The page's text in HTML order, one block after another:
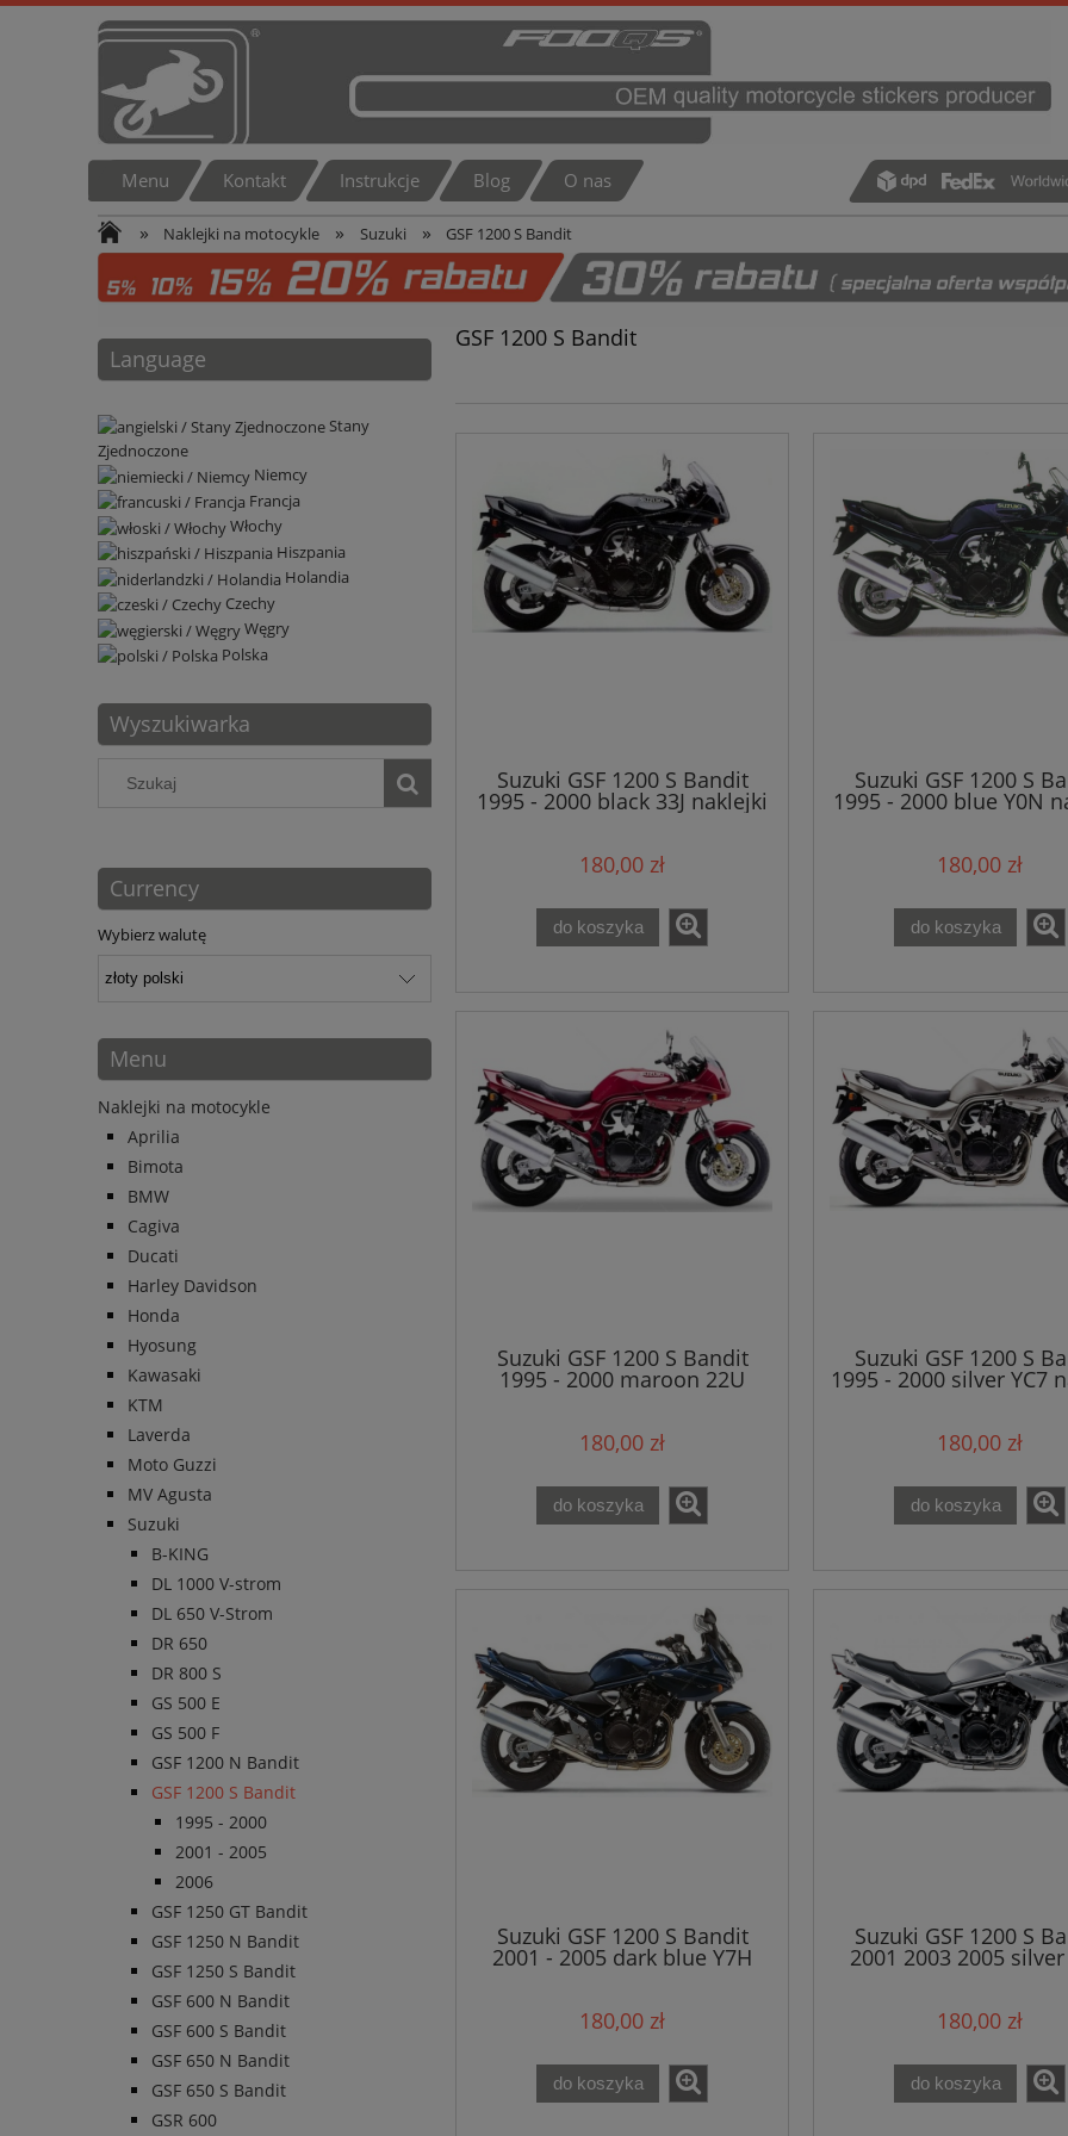
Menu Kontakt Instrukcje Blog O nas
» Naklejki na motocykle » Suzuki » GSF 1200 S Bandit
Language
Stany
Zjednoczone
Niemcy
Francja
Włochy
Hiszpania
Holandia
Czechy
Węgry
Polska
Wyszukiwarka
Currency
Wybierz walutę
Menu
Naklejki na motocykle
Aprilia
Bimota
BMW
Cagiva
Ducati
Harley Davidson
Honda
Hyosung
Kawasaki
KTM
Laverda
Moto Guzzi
MV Agusta
Suzuki
B-KING
DL 1000 V-strom
DL 650 V-Strom
DR 650
DR 800 S
GS 500 E
GS 500 F
GSF 1200 N Bandit
GSF 1200 S Bandit
1995 - 2000
2001 - 2005
2006
GSF 1250 GT Bandit
GSF 1250 N Bandit
GSF 1250 S Bandit
GSF 600 N Bandit
GSF 600 S Bandit
GSF 650 N Bandit
GSF 650 S Bandit
GSR 600
GSF 1200 S Bandit
Suzuki GSF 1200 S Bandit
1995 - 2000 black 33J naklejki
180,00 zł
do koszyka
Suzuki GSF 1200 S
1995 - 2000 blue Y0N
180,00 zł
do koszyka
Suzuki GSF 1200 S Bandit
1995 - 2000 maroon 22U
180,00 zł
do koszyka
Suzuki GSF 1200 S
1995 - 2000 silver YC7
180,00 zł
do koszyka
Suzuki GSF 1200 S Bandit
2001 - 2005 dark blue Y7H
180,00 zł
do koszyka
Suzuki GSF 1200 S
2001 2003 2005 silver
180,00 zł
do koszyka